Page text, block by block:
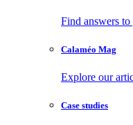
Find answers
Calaméo Mag
Explore our
Case studies